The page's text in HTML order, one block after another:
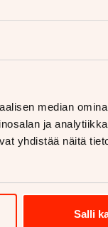
median
ja
yhdistää näitä
Salli